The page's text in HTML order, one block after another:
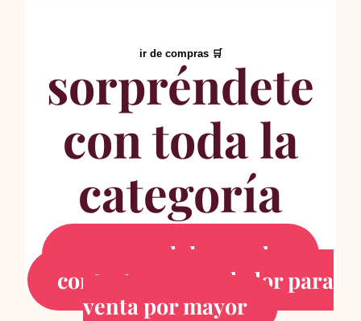
ir de compras 🛒
sorpréndete
con toda la
categoría
comprar dulces mabu
contactar un vendedor para
venta por mayor